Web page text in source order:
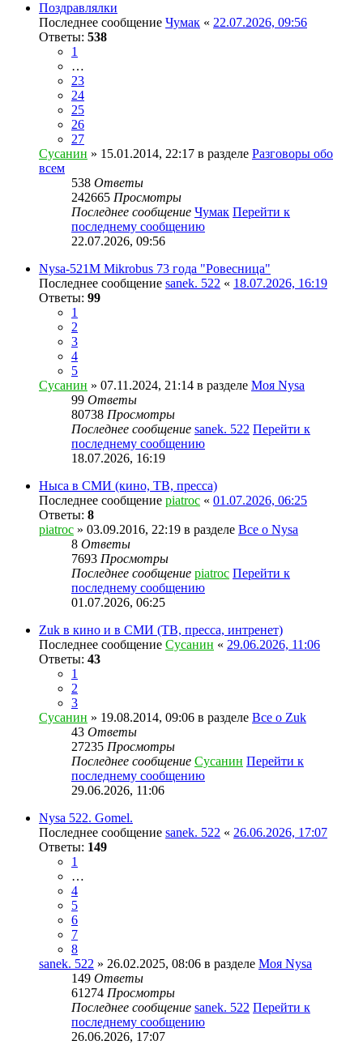
Поздравлялки
Последнее сообщение Чумак « 22.07.2026, 09:56
Ответы: 538
1
…
23
24
25
26
27
Сусанин » 15.01.2014, 22:17 в разделе Разговоры обо
всем
538 Ответы
242665 Просмотры
Последнее сообщение Чумак Перейти к
последнему сообщению
22.07.2026, 09:56
Nysa-521M Mikrobus 73 года "Ровесница"
Последнее сообщение sanek. 522 « 18.07.2026, 16:19
Ответы: 99
1
2
3
4
5
Сусанин » 07.11.2024, 21:14 в разделе Моя Nysa
99 Ответы
80738 Просмотры
Последнее сообщение sanek. 522 Перейти к
последнему сообщению
18.07.2026, 16:19
Ныса в СМИ (кино, ТВ, пресса)
Последнее сообщение piatroc « 01.07.2026, 06:25
Ответы: 8
piatroc » 03.09.2016, 22:19 в разделе Все о Nysa
8 Ответы
7693 Просмотры
Последнее сообщение piatroc Перейти к
последнему сообщению
01.07.2026, 06:25
Zuk в кино и в СМИ (ТВ, пресса, интренет)
Последнее сообщение Сусанин « 29.06.2026, 11:06
Ответы: 43
1
2
3
Сусанин » 19.08.2014, 09:06 в разделе Все о Zuk
43 Ответы
27235 Просмотры
Последнее сообщение Сусанин Перейти к
последнему сообщению
29.06.2026, 11:06
Nysa 522. Gomel.
Последнее сообщение sanek. 522 « 26.06.2026, 17:07
Ответы: 149
1
…
4
5
6
7
8
sanek. 522 » 26.02.2025, 08:06 в разделе Моя Nysa
149 Ответы
61274 Просмотры
Последнее сообщение sanek. 522 Перейти к
последнему сообщению
26.06.2026, 17:07